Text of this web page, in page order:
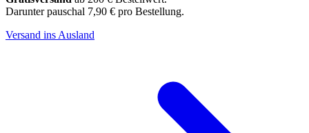
Darunter pauschal 7,90 € pro Bestellung.
Versand ins Ausland